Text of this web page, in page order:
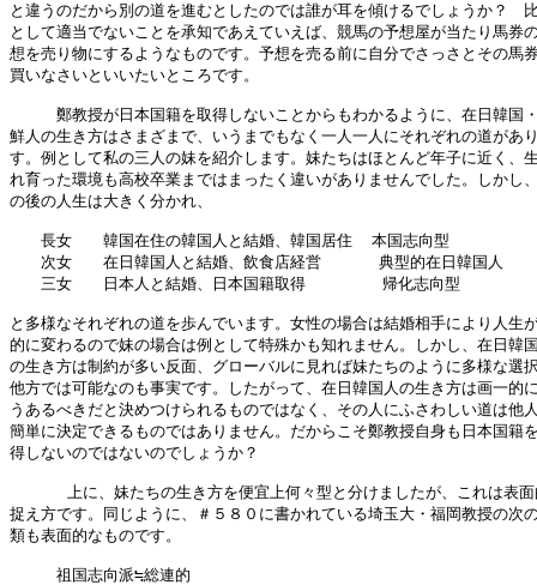
と違うのだから別の道を進むとしたのでは誰が耳を傾けるでしょうか？　
として適当でないことを承知であえていえば、競馬の予想屋が当たり馬券
想を売り物にするようなものです。予想を売る前に自分でさっさとその馬
買いなさいといいたいところです。
鄭教授が日本国籍を取得しないことからもわかるように、在日韓国
鮮人の生き方はさまざまで、いうまでもなく一人一人にそれぞれの道があ
す。例として私の三人の妹を紹介します。妹たちはほとんど年子に近く、
れ育った環境も高校卒業まではまったく違いがありませんでした。しかし
の後の人生は大きく分かれ、
長女　　韓国在住の韓国人と結婚、韓国居住  本国志向型
次女　　在日韓国人と結婚、飲食店経営      典型的在日韓国人
三女　　日本人と結婚、日本国籍取得        帰化志向型
と多様なそれぞれの道を歩んでいます。女性の場合は結婚相手により人生
的に変わるので妹の場合は例として特殊かも知れません。しかし、在日韓
の生き方は制約が多い反面、グローバルに見れば妹たちのように多様な選
他方では可能なのも事実です。したがって、在日韓国人の生き方は画一的
うあるべきだと決めつけられるものではなく、その人にふさわしい道は他
簡単に決定できるものではありません。だからこそ鄭教授自身も日本国籍
得しないのではないのでしょうか？
上に、妹たちの生き方を便宜上何々型と分けましたが、これは表
捉え方です。同じように、＃５８０に書かれている埼玉大・福岡教授の次
類も表面的なものです。
祖国志向派≒総連的